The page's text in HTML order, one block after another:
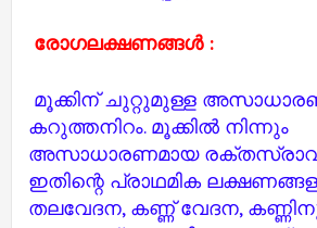
രോഗലക്ഷണങ്ങൾ :
മൂക്കിന് ചുറ്റുമുള്ള
കറുത്തനിറം. മൂക്കിൽ നിന്നും
അസാധാരണമായ
ഇതിന്റെ പ്രാഥമിക
തലവേദന, കണ്ണ് വേദന, കണ്ണിനു